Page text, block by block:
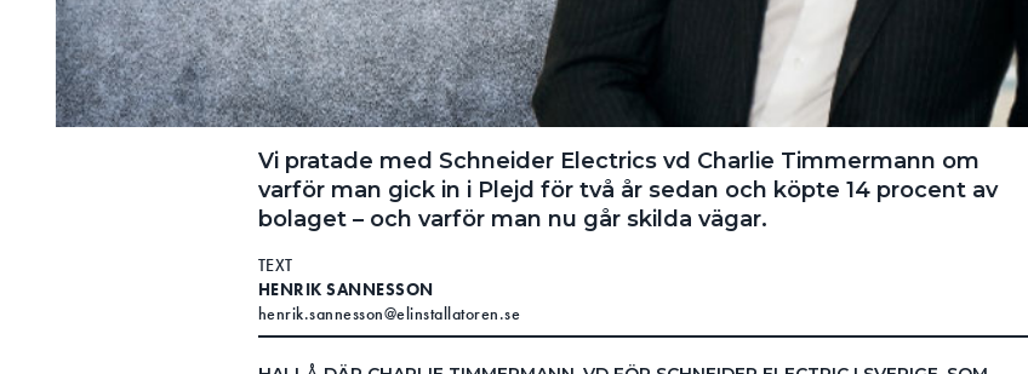
Vi pratade med Schneider Electrics vd Charlie Timmermann om
varför man gick in i Plejd för två år sedan och köpte 14 procent av
bolaget – och varför man nu går skilda vägar.
TEXT
HENRIK SANNESSON
henrik.sannesson@elinstallatoren.se